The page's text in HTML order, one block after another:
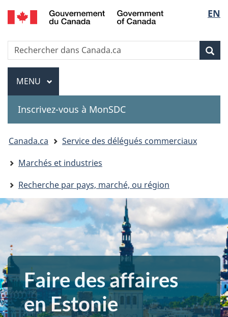
Passer
au
principal
Passer
à
Au
sujet
»
Passer
à
version
HTML
de
la
EN
Government
Recherche
Rechercher
dans
Canada.ca
Menu
MENU PRINCIPAL
Inscrivez-vous à MonSDC
You
are
here:
Canada.ca
Service des délégués commerciaux
Marchés et industries
Recherche par pays, marché, ou région
Faire des affaires
en Estonie